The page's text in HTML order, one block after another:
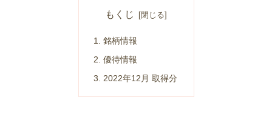
もくじ
銘柄情報
優待情報
2022年12月 取得分